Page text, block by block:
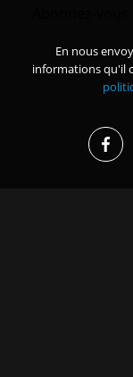
En nous
informations qu'il